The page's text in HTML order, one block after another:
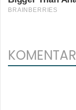
KOMENTAR